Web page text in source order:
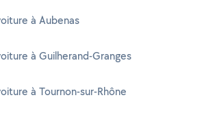
à Aubenas
à Guilherand-Granges
à Tournon-sur-Rhône